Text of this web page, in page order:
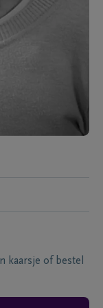
kaarsje of bestel